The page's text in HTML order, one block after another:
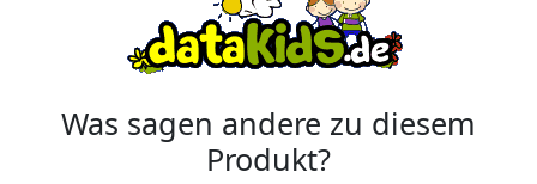
Was sagen andere zu diesem
Produkt?